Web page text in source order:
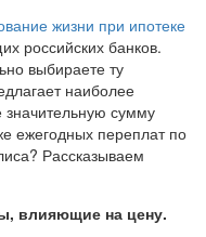
жизни при ипотеке
российских банков.
выбираете ту
наиболее
значительную сумму
ежегодных переплат по
Рассказываем
влияющие на цену.